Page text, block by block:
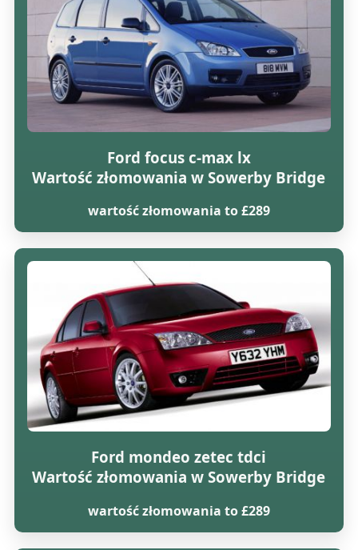
Ford focus c-max lx
Wartość złomowania w Sowerby Bridge
wartość złomowania to £289
Ford mondeo zetec tdci
Wartość złomowania w Sowerby Bridge
wartość złomowania to £289